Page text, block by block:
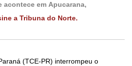
em Apucarana,
a Tribuna do Norte.
(TCE-PR) interrompeu o